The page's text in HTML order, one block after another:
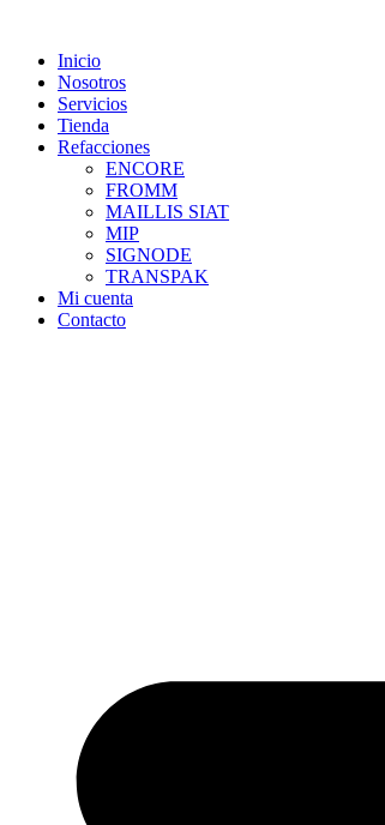
contentInicio
Nosotros
Servicios
Tienda
Refacciones
ENCORE
FROMM
MAILLIS SIAT
MIP
SIGNODE
TRANSPAK
Mi cuenta
Contacto